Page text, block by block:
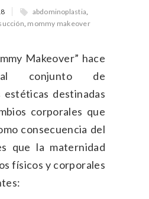
abdominoplastia,
, mommy makeover
Makeover” hace
al conjunto de
destinadas
corporales que
consecuencia del
que la maternidad
físicos y corporales